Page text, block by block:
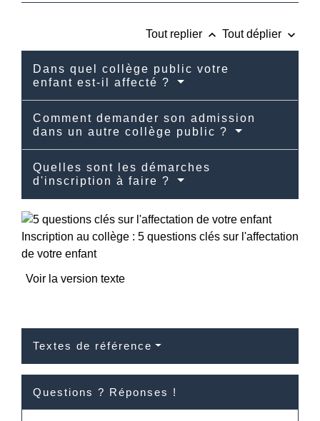
Tout replier keyboard_arrow_up Tout déplier keyboard_arrow_down
Dans quel collège public votre
enfant est-il affecté ?
Comment demander son admission
dans un autre collège public ?
Quelles sont les démarches
d'inscription à faire ?
Inscription au collège : 5 questions clés sur l'affectation
de votre enfant
Voir la version texte
Textes de référence
Questions ? Réponses !